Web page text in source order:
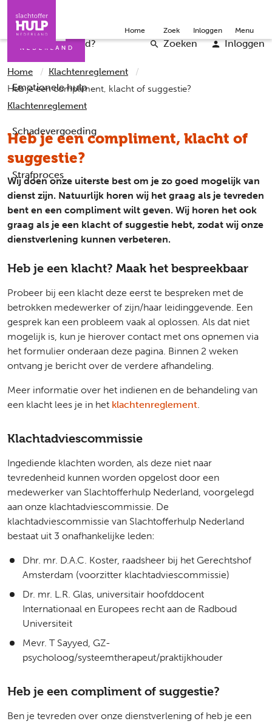
Iemand helpen Word vrijwilliger English
Wat is er gebeurd?
Emotionele hulp
Schadevergoeding
Strafproces
Zoeken Inloggen
Home Zoek Inloggen Menu
Home
Klachtenreglement
Heb je een compliment, klacht of suggestie?
Klachtenreglement
Heb je een compliment, klacht of
suggestie?
Wij doen onze uiterste best om je zo goed mogelijk van
dienst zijn. Natuurlijk horen wij het graag als je tevreden
bent en een compliment wilt geven. Wij horen het ook
graag als je een klacht of suggestie hebt, zodat wij onze
dienstverlening kunnen verbeteren.
Heb je een klacht? Maak het bespreekbaar
Probeer bij een klacht deze eerst te bespreken met de
betrokken medewerker of zijn/haar leidinggevende. Een
gesprek kan een probleem vaak al oplossen. Als dat niet
mogelijk is, kun je hierover contact met ons opnemen via
het formulier onderaan deze pagina. Binnen 2 weken
ontvang je bericht over de verdere afhandeling.
Meer informatie over het indienen en de behandeling van
een klacht lees je in het klachtenreglement.
Klachtadviescommissie
Ingediende klachten worden, als deze niet naar
tevredenheid kunnen worden opgelost door een
medewerker van Slachtofferhulp Nederland, voorgelegd
aan onze klachtadviescommissie. De
klachtadviescommissie van Slachtofferhulp Nederland
bestaat uit 3 onafhankelijke leden:
Dhr. mr. D.A.C. Koster, raadsheer bij het Gerechtshof
Amsterdam (voorzitter klachtadviescommissie)
Dr. mr. L.R. Glas, universitair hoofddocent
Internationaal en Europees recht aan de Radboud
Universiteit
Mevr. T Sayyed, GZ-
psycholoog/systeemtherapeut/praktijkhouder
Heb je een compliment of suggestie?
Ben je tevreden over onze dienstverlening of heb je een